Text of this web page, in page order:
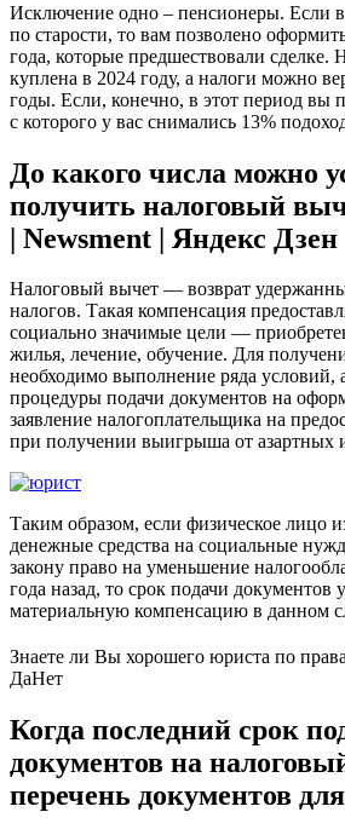
Исключение одно – пенсионеры. Если
по старости, то вам позволено
года, которые предшествовали сделке.
куплена в 2024 году, а налоги можно
годы. Если, конечно, в этот период вы
с которого у вас снимались 13%
До какого числа можно
получить налоговый
| Newsment | Яндекс Дзен
Налоговый вычет — возврат
налогов. Такая компенсация
социально значимые цели —
жилья, лечение, обучение. Для
необходимо выполнение ряда условий,
процедуры подачи документов на
заявление налогоплательщика на
при получении выигрыша от азартных
Таким образом, если физическое лицо
денежные средства на социальные
закону право на уменьшение
года назад, то срок подачи документов
материальную компенсацию в данном
Знаете ли Вы хорошего юриста по
ДаНет
Когда последний срок
документов на
перечень документов